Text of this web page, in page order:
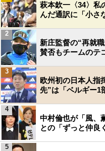
萩本欽一〈34〉
んだ通訳に「小さ
新庄監督の“再就
賛否もチームのテ
2
欧州初の日本人指
先”は「ベルギー1
3
中村倫也が「風、
との「ずっと仲良
4
5